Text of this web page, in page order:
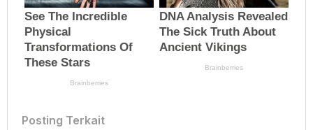
Posting Terkait